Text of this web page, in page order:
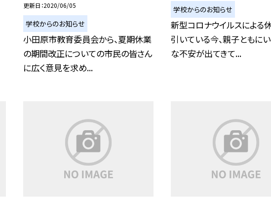
更新日 2020/06/05
学校からのお知らせ
小田原市教育委員会から、夏期休業
の期間改正についての市民の皆さん
に広く意見を求め...
学校からのお知らせ
新型コロナウイルスによる
引いている今、親子ともに
な不安が出てきて...